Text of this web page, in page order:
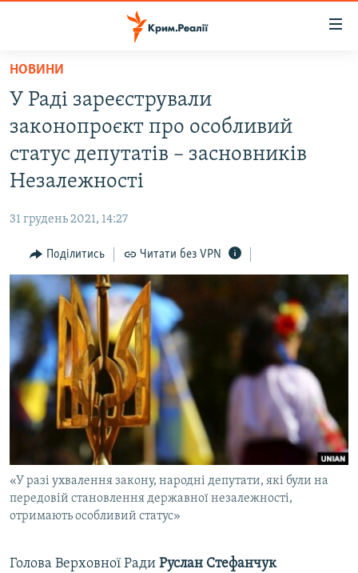
Перейти
основного
матеріалу
до
основної
Перейти
пошуку
ВОДА.КРИМ
ВІДЕО ТА ФОТО
ПОЛІТИКА
ПОГЛЯД
ІНТЕРВ'Ю
ВСЕ ЗА ДЕНЬ
СПЕЦПРОЕКТИ
ДЕПОРТАЦІЯ
ВІДЕОУРОКИ «ELIFBE»
СВІДЧЕННЯ ОКУПАЦІЇ
УКРАЇНСЬКА ПРОБЛЕМА КРИМУ
ІНФОГРАФІКА
ЯК ОБІЙТИ БЛОКУВАННЯ
Русский
Qırımtatar
НОВИНИ
У Раді зареєстрували
законопроєкт про особливий
статус депутатів – засновників
Незалежності
31 грудень 2021, 14:27
Поділитись Читати без VPN
«У разі ухвалення закону, народні депутати, які були на
передовій становлення державної незалежності,
отримають особливий статус»
Голова Верховної Ради Руслан Стефанчук